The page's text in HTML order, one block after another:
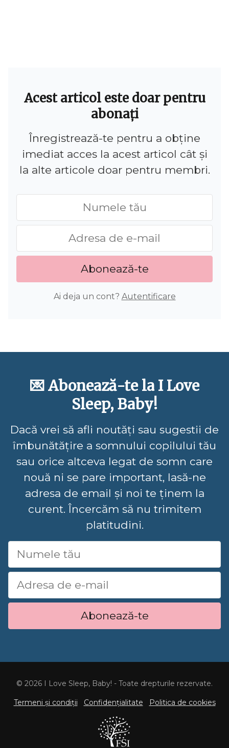
Acest articol este doar pentru
abonați
Înregistrează-te pentru a obține
imediat acces la acest articol cât și
la alte articole doar pentru membri.
Abonează-te
Ai deja un cont? Autentificare
💌 Abonează-te la I Love
Sleep, Baby!
Dacă vrei să afli noutăți sau sugestii de
îmbunătățire a somnului copilului tău
sau orice altceva legat de somn care
nouă ni se pare important, lasă-ne
adresa de email și noi te ținem la
curent. Încercăm să nu trimitem
platitudini.
Abonează-te
© 2026 I Love Sleep, Baby! - Toate drepturile rezervate.
Termeni și condiții Confidențialitate Politica de cookies